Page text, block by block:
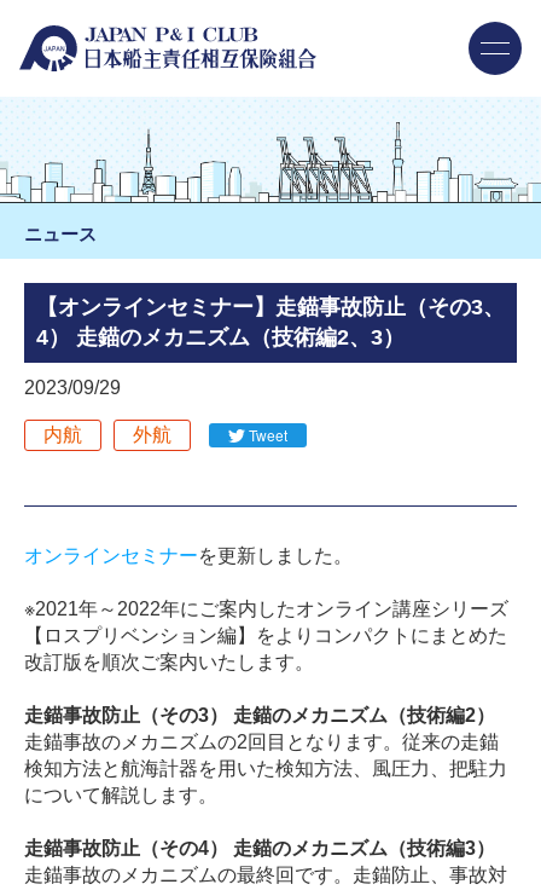
ニュース
【オンラインセミナー】走錨事故防止（その3、
4） 走錨のメカニズム（技術編2、3）
2023/09/29
内航 外航 Tweet
オンラインセミナーを更新しました。
※2021年～2022年にご案内したオンライン講座シリーズ
【ロスプリベンション編】をよりコンパクトにまとめた
改訂版を順次ご案内いたします。
走錨事故防止（その3） 走錨のメカニズム（技術編2）
走錨事故のメカニズムの2回目となります。従来の走錨
検知方法と航海計器を用いた検知方法、風圧力、把駐力
について解説します。
走錨事故防止（その4） 走錨のメカニズム（技術編3）
走錨事故のメカニズムの最終回です。走錨防止、事故対